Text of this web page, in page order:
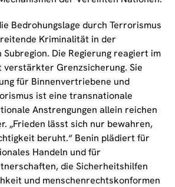
Bedrohungslage durch Terrorismus
Kriminalität in der
Die Regierung reagiert im
verstärkter Grenzsicherung. Sie
für Binnenvertriebene und
ist eine transnationale
Anstrengungen allein reichen
„Frieden lässt sich nur bewahren,
beruht.“ Benin plädiert für
Handeln und für
die Sicherheitshilfen
und menschenrechtskonformen